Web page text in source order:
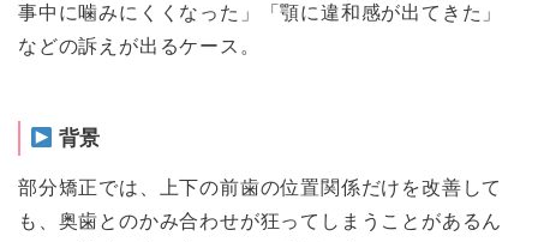
事中に噛みにくくなった」「顎に違和感が出てきた」
などの訴えが出るケース。
背景
部分矯正では、上下の前歯の位置関係だけを改善して
も、奥歯とのかみ合わせが狂ってしまうことがあるん